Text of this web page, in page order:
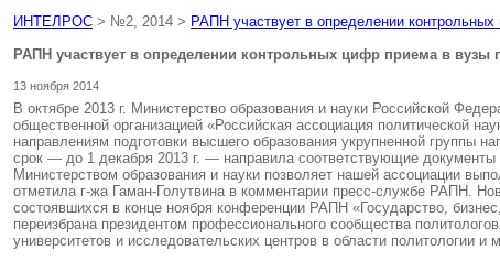
ИНТЕЛРОС > №2, 2014 > РАПН участвует в определении
РАПН участвует в определении контрольных цифр приема в вузы
13 ноября 2014
В октябре 2013 г. Министерство образования и науки Российской
общественной организацией «Российская ассоциация политической
направлениям подготовки высшего образования укрупненной
срок — до 1 декабря 2013 г. — направила соответствующие документы
Министерством образования и науки позволяет нашей ассоциации
отметила г-жа Гаман-Голутвина в комментарии пресс-службе РАПН.
состоявшихся в конце ноября конференции РАПН «Государство,
переизбрана президентом профессионального сообщества
университетов и исследовательских центров в области политологии